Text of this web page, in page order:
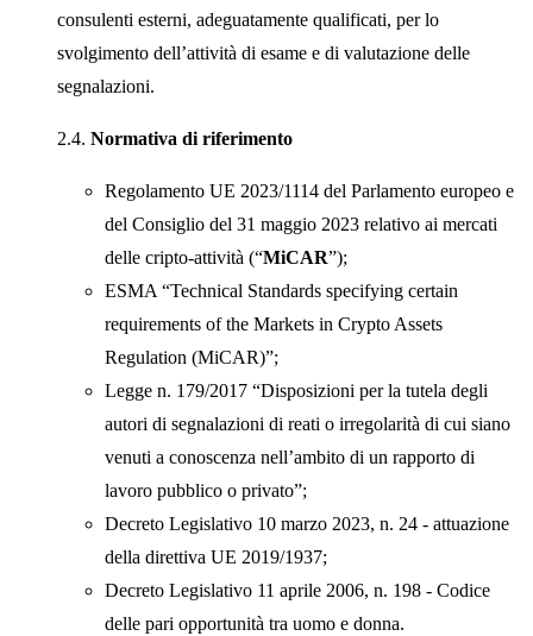
consulenti esterni, adeguatamente qualificati, per lo
svolgimento dell’attività di esame e di valutazione delle
segnalazioni.
2.4. Normativa di riferimento
Regolamento UE 2023/1114 del Parlamento europeo e
del Consiglio del 31 maggio 2023 relativo ai mercati
delle cripto-attività (“MiCAR”);
ESMA “Technical Standards specifying certain
requirements of the Markets in Crypto Assets
Regulation (MiCAR)”;
Legge n. 179/2017 “Disposizioni per la tutela degli
autori di segnalazioni di reati o irregolarità di cui siano
venuti a conoscenza nell’ambito di un rapporto di
lavoro pubblico o privato”;
Decreto Legislativo 10 marzo 2023, n. 24 - attuazione
della direttiva UE 2019/1937;
Decreto Legislativo 11 aprile 2006, n. 198 - Codice
delle pari opportunità tra uomo e donna.